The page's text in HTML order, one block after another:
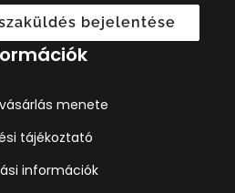
bejelentése
menete
tájékoztató
információk